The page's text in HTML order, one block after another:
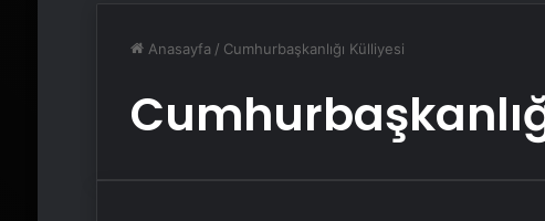
Anasayfa / Cumhurbaşkanlığı Külliyesi